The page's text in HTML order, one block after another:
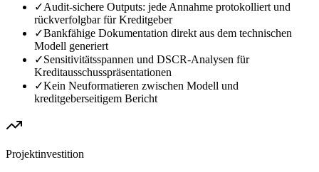
✓Audit-sichere Outputs: jede Annahme protokolliert und
rückverfolgbar für Kreditgeber
✓Bankfähige Dokumentation direkt aus dem technischen
Modell generiert
✓Sensitivitätsspannen und DSCR-Analysen für
Kreditausschusspräsentationen
✓Kein Neuformatieren zwischen Modell und
kreditgeberseitigem Bericht
Projektinvestition